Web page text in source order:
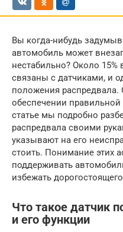
Вы когда-нибудь
автомобиль может
нестабильно? Около 15%
связаны с датчиками, и
положения распредвала.
обеспечении правильной
статье мы подробно
распредвала своими
указывают на его
стоить. Понимание этих
поддерживать
избежать
Что такое датчик
и его функции